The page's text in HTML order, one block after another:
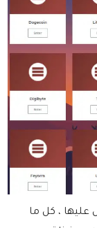
عليها ، كل ما